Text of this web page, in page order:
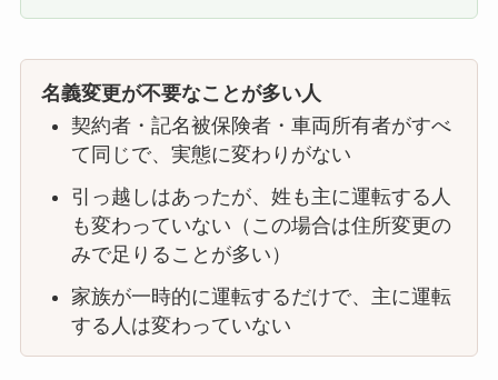
名義変更が不要なことが多い人
契約者・記名被保険者・車両所有者がすべ
て同じで、実態に変わりがない
引っ越しはあったが、姓も主に運転する人
も変わっていない（この場合は住所変更の
みで足りることが多い）
家族が一時的に運転するだけで、主に運転
する人は変わっていない